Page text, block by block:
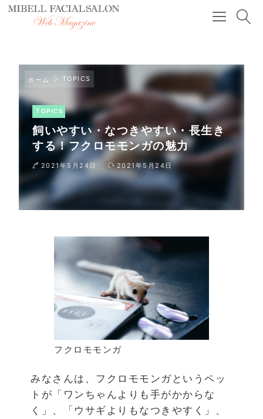
ホーム TOPICS
TOPICS
飼いやすい・なつきやすい・長生き
する！フクロモモンガの魅力
2021年5月24日 2021年5月24日
フクロモモンガ
みなさんは、フクロモモンガというペッ
トが「ワンちゃんよりも手がかからな
く」、「ウサギよりもなつきやすく」、